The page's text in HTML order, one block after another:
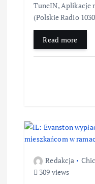
TuneIN, Aplikacje
(Polskie Radio
Read more
Redakcja
309 views